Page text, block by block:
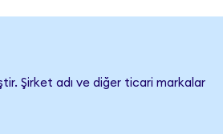
Şirket adı ve diğer ticari markalar